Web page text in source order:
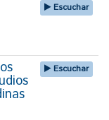
Escuchar
Escuchar